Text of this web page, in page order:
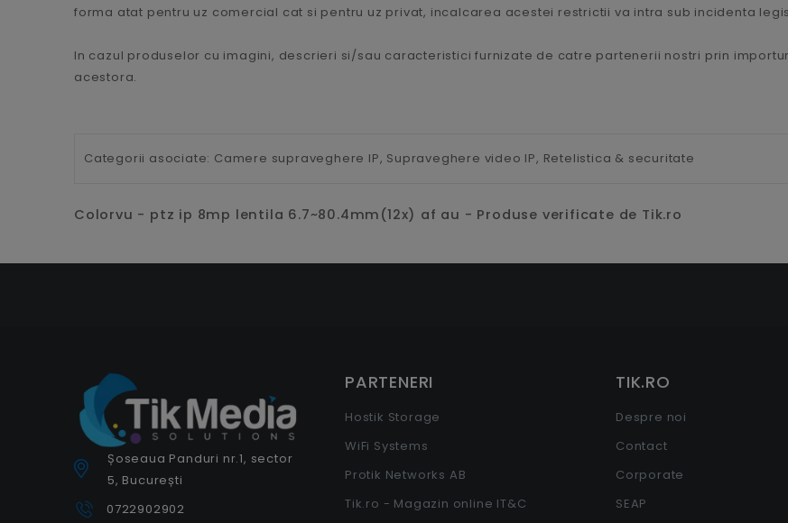
forma atat pentru uz comercial cat si pentru uz privat, incalcarea acestei restrictii va intra sub incidenta
In cazul produselor cu imagini, descrieri si/sau caracteristici furnizate de catre partenerii nostri prin
acestora.
Categorii asociate: Camere supraveghere IP, Supraveghere video IP, Retelistica & securitate
Colorvu - ptz ip 8mp lentila 6.7~80.4mm(12x) af au - Produse verificate de Tik.ro
Șoseaua Panduri nr.1, sector
5, București
0722902902
PARTENERI
Hostik Storage
WiFi Systems
Protik Networks AB
Tik.ro - Magazin online IT&C
TIK.RO
Despre noi
Contact
Corporate
SEAP